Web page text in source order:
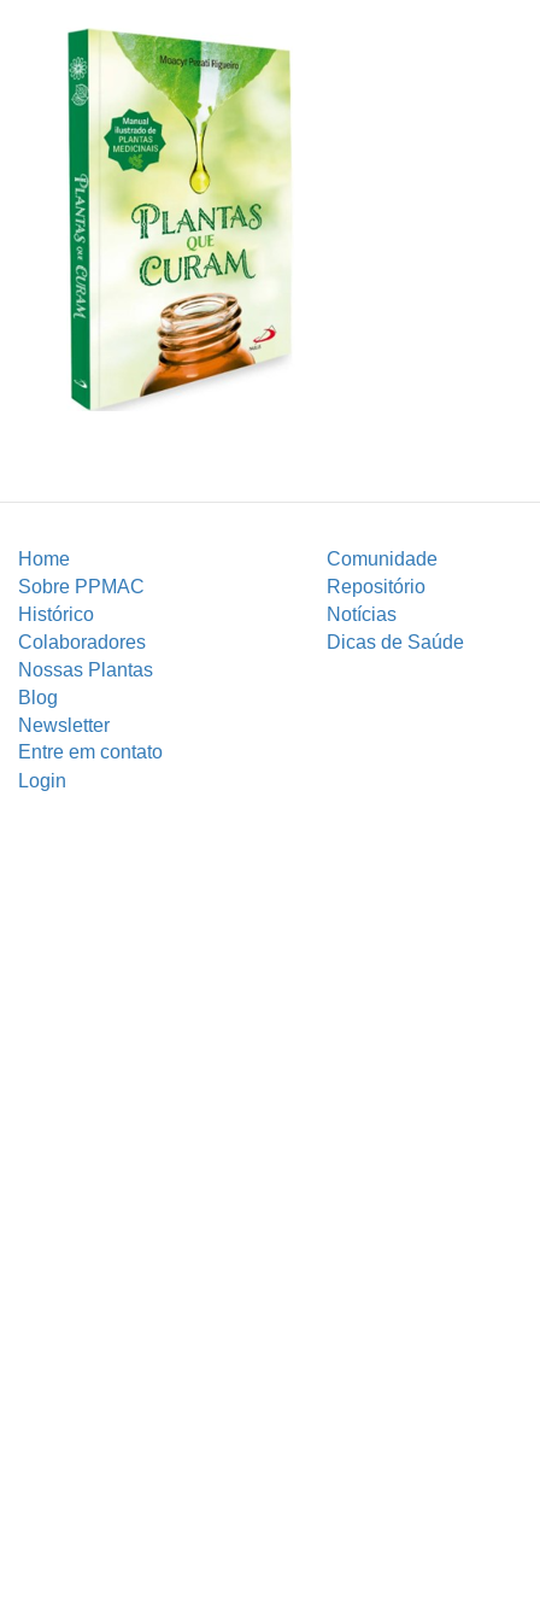
Home
Comunidade
Sobre PPMAC
Repositório
Histórico
Notícias
Colaboradores
Dicas de Saúde
Nossas Plantas
Blog
Newsletter
Entre em contato
Login